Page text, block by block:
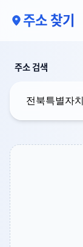
주소 찾기
주소 검색